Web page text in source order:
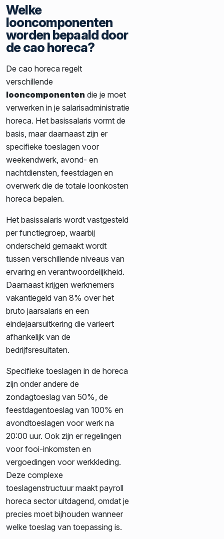
Welke
looncomponenten
worden bepaald door
de cao horeca?
De cao horeca regelt
verschillende
looncomponenten die je moet
verwerken in je salarisadministratie
horeca. Het basissalaris vormt de
basis, maar daarnaast zijn er
specifieke toeslagen voor
weekendwerk, avond- en
nachtdiensten, feestdagen en
overwerk die de totale loonkosten
horeca bepalen.
Het basissalaris wordt vastgesteld
per functiegroep, waarbij
onderscheid gemaakt wordt
tussen verschillende niveaus van
ervaring en verantwoordelijkheid.
Daarnaast krijgen werknemers
vakantiegeld van 8% over het
bruto jaarsalaris en een
eindejaarsuitkering die varieert
afhankelijk van de
bedrijfsresultaten.
Specifieke toeslagen in de horeca
zijn onder andere de
zondagtoeslag van 50%, de
feestdagentoeslag van 100% en
avondtoeslagen voor werk na
20:00 uur. Ook zijn er regelingen
voor fooi-inkomsten en
vergoedingen voor werkkleding.
Deze complexe
toeslagenstructuur maakt payroll
horeca sector uitdagend, omdat je
precies moet bijhouden wanneer
welke toeslag van toepassing is.